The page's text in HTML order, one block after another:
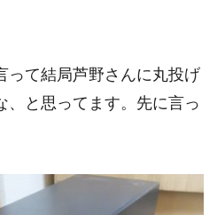
って結局芦野さんに丸投げ
、と思ってます。先に言っ